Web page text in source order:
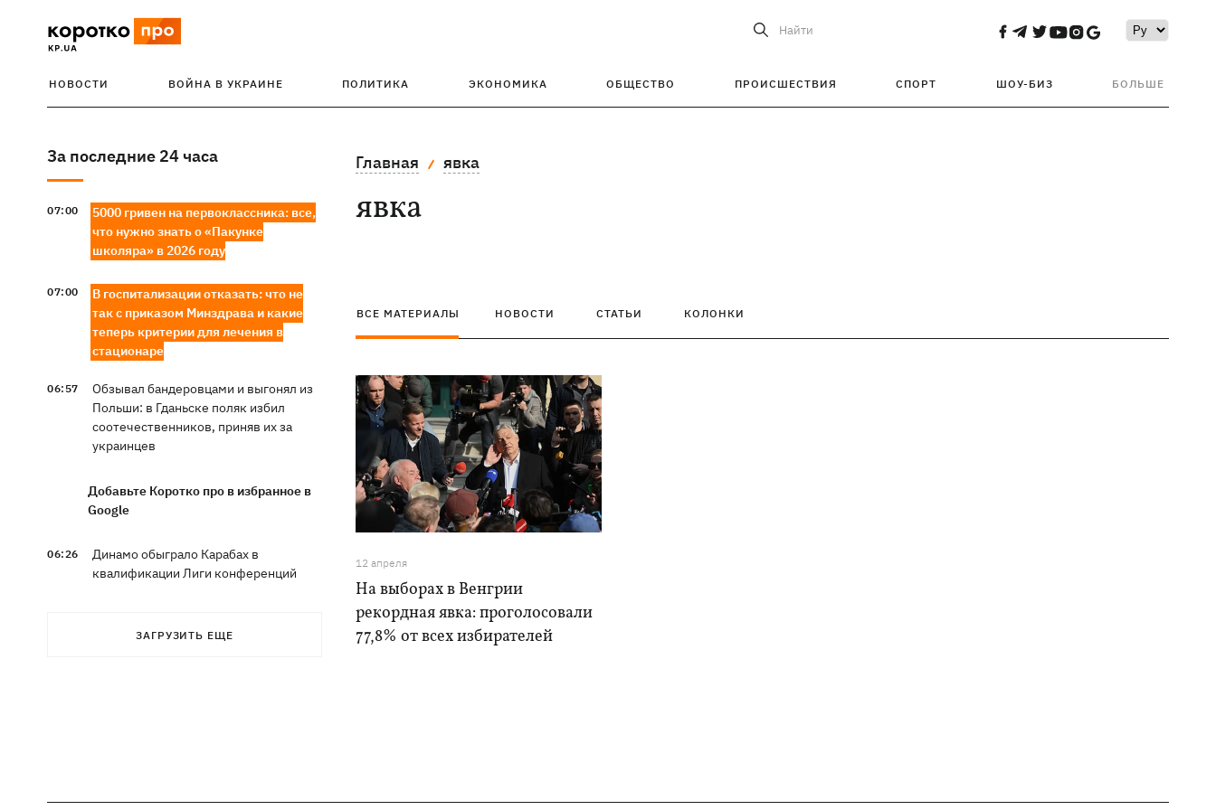
Найти
НОВОСТИ ВОЙНА В УКРАИНЕ ПОЛИТИКА ЭКОНОМИКА ОБЩЕСТВО ПРОИСШЕСТВИЯ СПОРТ ШОУ-БИЗ БОЛЬШЕ
За последние 24 часа
07:00
5000 гривен на первоклассника: все,
что нужно знать о «Пакунке
школяра» в 2026 году
07:00
В госпитализации отказать: что не
так с приказом Минздрава и какие
теперь критерии для лечения в
стационаре
06:57
Обзывал бандеровцами и выгонял из
Польши: в Гданьске поляк избил
соотечественников, приняв их за
украинцев
Добавьте Коротко про в избранное в
Google
06:26
Динамо обыграло Карабах в
квалификации Лиги конференций
что сегодня нельзя делать, традиции и
ЗАГРУЗИТЬ ЕЩЕ
Главная явка
явка
ВСЕ МАТЕРИАЛЫ НОВОСТИ СТАТЬИ КОЛОНКИ
12 апреля
На выборах в Венгрии
рекордная явка: проголосовали
77,8% от всех избирателей